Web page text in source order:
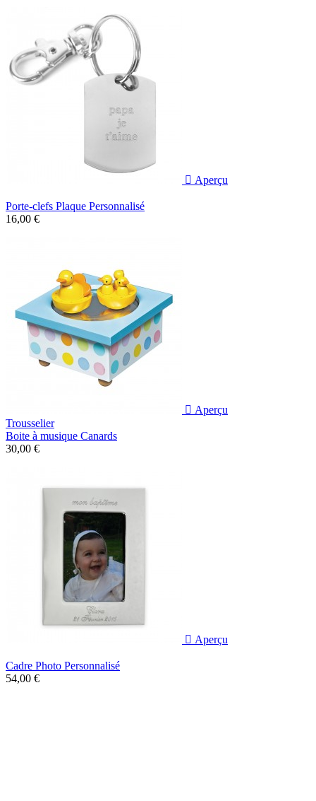
 Aperçu
Porte-clefs Plaque Personnalisé
16,00 €
 Aperçu
Trousselier
Boite à musique Canards
30,00 €
 Aperçu
Cadre Photo Personnalisé
54,00 €